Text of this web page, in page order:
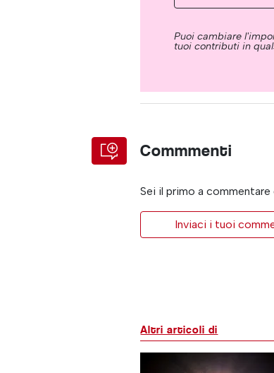
Puoi cambiare
tuoi contributi in
Commmenti
Sei il primo a
Inviaci i tuoi
Altri articoli di